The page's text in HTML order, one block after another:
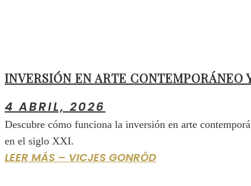
INVERSIÓN EN ARTE
4 ABRIL, 2026
Descubre cómo funciona la inversión en arte
en el siglo XXI.
LEER MÁS – VICJES GONRÓD